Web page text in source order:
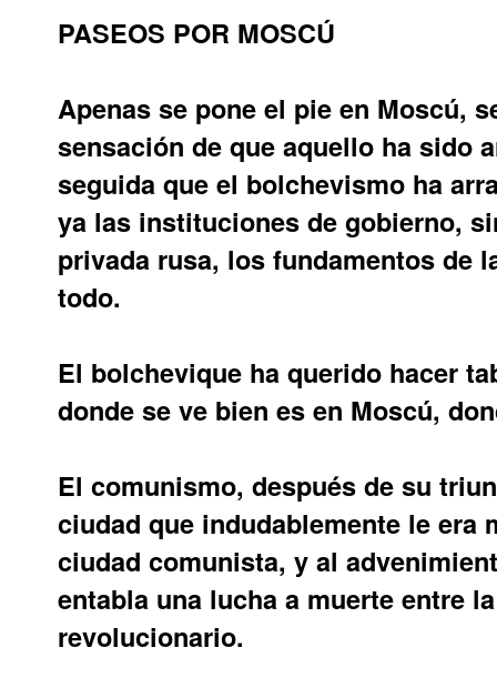
PASEOS POR MOSCÚ
Apenas se pone el pie en Moscú,
sensación de que aquello ha sido
seguida que el bolchevismo ha
ya las instituciones de gobierno,
privada rusa, los fundamentos de
todo.
El bolchevique ha querido hacer
donde se ve bien es en Moscú,
El comunismo, después de su
ciudad que indudablemente le era
ciudad comunista, y al
entabla una lucha a muerte entre
revolucionario.